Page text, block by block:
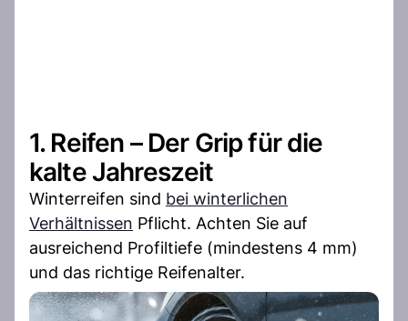
1. Reifen – Der Grip für die
kalte Jahreszeit
Winterreifen sind bei winterlichen
Verhältnissen Pflicht. Achten Sie auf
ausreichend Profiltiefe (mindestens 4 mm)
und das richtige Reifenalter.